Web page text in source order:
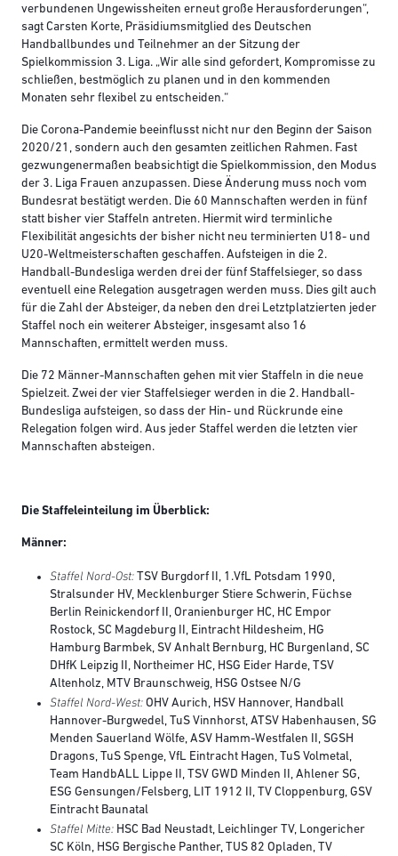
verbundenen Ungewissheiten erneut große Herausforderungen“,
sagt Carsten Korte, Präsidiumsmitglied des Deutschen
Handballbundes und Teilnehmer an der Sitzung der
Spielkommission 3. Liga. „Wir alle sind gefordert, Kompromisse zu
schließen, bestmöglich zu planen und in den kommenden
Monaten sehr flexibel zu entscheiden.“
Die Corona-Pandemie beeinflusst nicht nur den Beginn der Saison
2020/21, sondern auch den gesamten zeitlichen Rahmen. Fast
gezwungenermaßen beabsichtigt die Spielkommission, den Modus
der 3. Liga Frauen anzupassen. Diese Änderung muss noch vom
Bundesrat bestätigt werden. Die 60 Mannschaften werden in fünf
statt bisher vier Staffeln antreten. Hiermit wird terminliche
Flexibilität angesichts der bisher nicht neu terminierten U18- und
U20-Weltmeisterschaften geschaffen. Aufsteigen in die 2.
Handball-Bundesliga werden drei der fünf Staffelsieger, so dass
eventuell eine Relegation ausgetragen werden muss. Dies gilt auch
für die Zahl der Absteiger, da neben den drei Letztplatzierten jeder
Staffel noch ein weiterer Absteiger, insgesamt also 16
Mannschaften, ermittelt werden muss.
Die 72 Männer-Mannschaften gehen mit vier Staffeln in die neue
Spielzeit. Zwei der vier Staffelsieger werden in die 2. Handball-
Bundesliga aufsteigen, so dass der Hin- und Rückrunde eine
Relegation folgen wird. Aus jeder Staffel werden die letzten vier
Mannschaften absteigen.
Die Staffeleinteilung im Überblick:
Männer:
Staffel Nord-Ost: TSV Burgdorf II, 1.VfL Potsdam 1990,
Stralsunder HV, Mecklenburger Stiere Schwerin, Füchse
Berlin Reinickendorf II, Oranienburger HC, HC Empor
Rostock, SC Magdeburg II, Eintracht Hildesheim, HG
Hamburg Barmbek, SV Anhalt Bernburg, HC Burgenland, SC
DHfK Leipzig II, Northeimer HC, HSG Eider Harde, TSV
Altenholz, MTV Braunschweig, HSG Ostsee N/G
Staffel Nord-West: OHV Aurich, HSV Hannover, Handball
Hannover-Burgwedel, TuS Vinnhorst, ATSV Habenhausen, SG
Menden Sauerland Wölfe, ASV Hamm-Westfalen II, SGSH
Dragons, TuS Spenge, VfL Eintracht Hagen, TuS Volmetal,
Team HandbALL Lippe II, TSV GWD Minden II, Ahlener SG,
ESG Gensungen/Felsberg, LIT 1912 II, TV Cloppenburg, GSV
Eintracht Baunatal
Staffel Mitte: HSC Bad Neustadt, Leichlinger TV, Longericher
SC Köln, HSG Bergische Panther, TUS 82 Opladen, TV